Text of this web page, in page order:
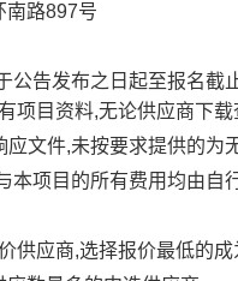
南路897号
公告发布之日起至报名
项目资料,无论供应商下
文件,未按要求提供的为
本项目的所有费用均由自
供应商,选择报价最低的